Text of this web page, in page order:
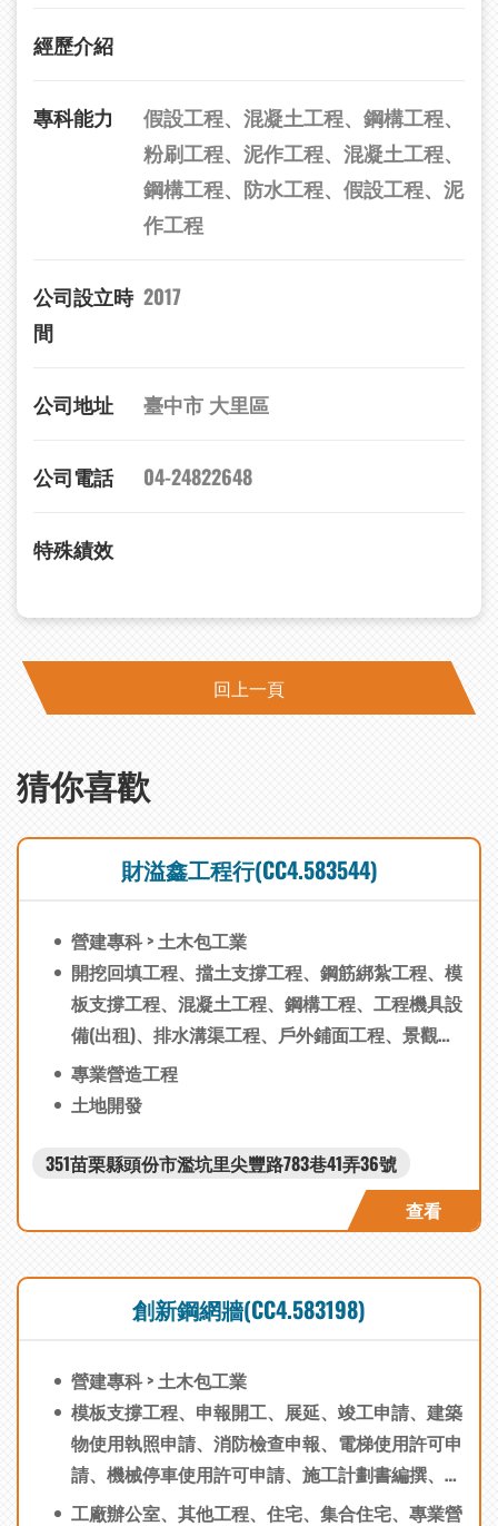
經歷介紹
專科能力
假設工程、混凝土工程、鋼構工程、
粉刷工程、泥作工程、混凝土工程、
鋼構工程、防水工程、假設工程、泥
作工程
公司設立時
間
2017
公司地址 臺中市 大里區
公司電話 04-24822648
特殊績效
回上一頁
猜你喜歡
財溢鑫工程行(CC4.583544)
營建專科 > 土木包工業
開挖回填工程、擋土支撐工程、鋼筋綁紮工程、模
板支撐工程、混凝土工程、鋼構工程、工程機具設
備(出租)、排水溝渠工程、戶外鋪面工程、景觀植
栽工程、油漆工程、粉刷工程、木作工程、拆除工
程、邊坡防護工程、鋼筋綁紮工程、模板支撐工
工程、拆除工程、植栽綠化工程、地坪鋪面工程、
專業營造工程
土地開發
351苗栗縣頭份市濫坑里尖豐路783巷41弄36號
查看
創新鋼網牆(CC4.583198)
營建專科 > 土木包工業
模板支撐工程、申報開工、展延、竣工申請、建築
物使用執照申請、消防檢查申報、電梯使用許可申
請、機械停車使用許可申請、施工計劃書編撰、品
質計劃書編撰、勞工安全衛生管理計劃書編撰、各
工廠辦公室、其他工程、住宅、集合住宅、專業營